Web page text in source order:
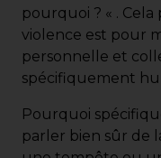
pourquoi ? « .
violence est pour
personnelle et
spécifiquement
Pourquoi
parler bien sûr de